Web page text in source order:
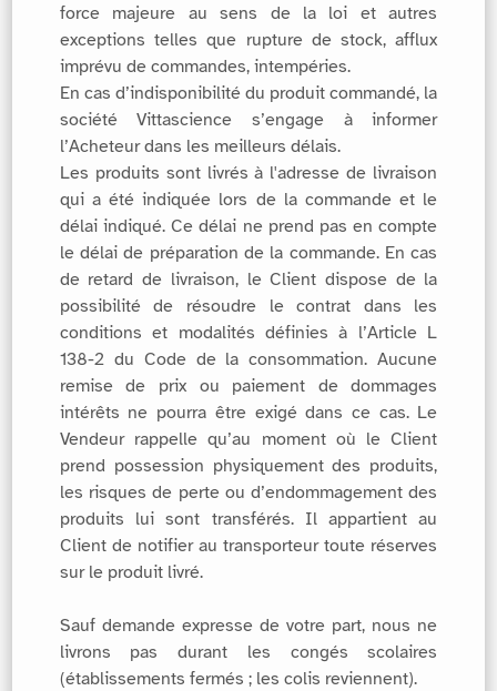
force majeure au sens de la loi et autres
exceptions telles que rupture de stock, afflux
imprévu de commandes, intempéries.
En cas d’indisponibilité du produit commandé, la
société Vittascience s’engage à informer
l’Acheteur dans les meilleurs délais.
Les produits sont livrés à l'adresse de livraison
qui a été indiquée lors de la commande et le
délai indiqué. Ce délai ne prend pas en compte
le délai de préparation de la commande. En cas
de retard de livraison, le Client dispose de la
possibilité de résoudre le contrat dans les
conditions et modalités définies à l’Article L
138-2 du Code de la consommation. Aucune
remise de prix ou paiement de dommages
intérêts ne pourra être exigé dans ce cas. Le
Vendeur rappelle qu’au moment où le Client
prend possession physiquement des produits,
les risques de perte ou d’endommagement des
produits lui sont transférés. Il appartient au
Client de notifier au transporteur toute réserves
sur le produit livré.
Sauf demande expresse de votre part, nous ne
livrons pas durant les congés scolaires
(établissements fermés ; les colis reviennent).